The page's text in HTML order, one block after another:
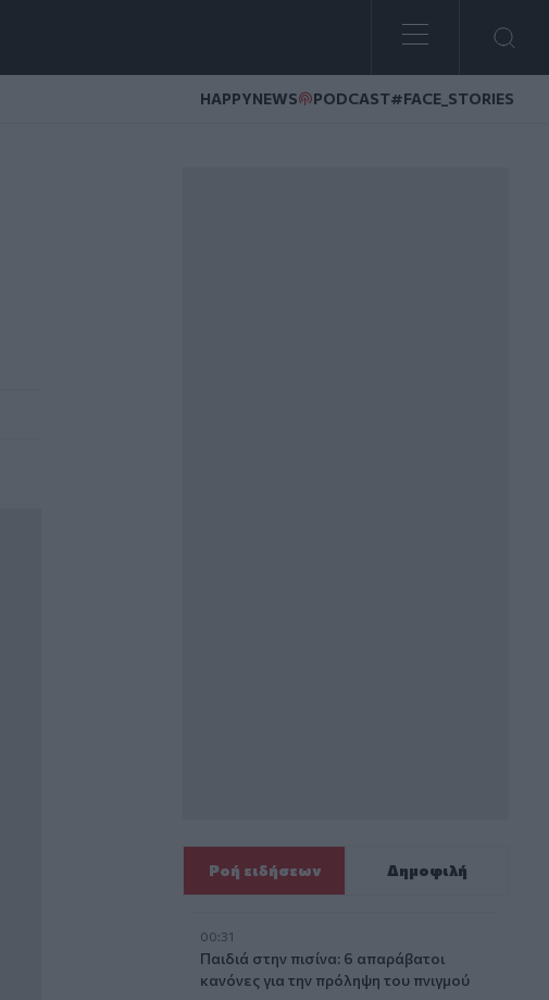
HAPPYNEWS PODCAST#FACE_STORIES
Ροή ειδήσεων Δημοφιλή
00:31
Παιδιά στην πισίνα: 6 απαράβατοι
κανόνες για την πρόληψη του πνιγμού